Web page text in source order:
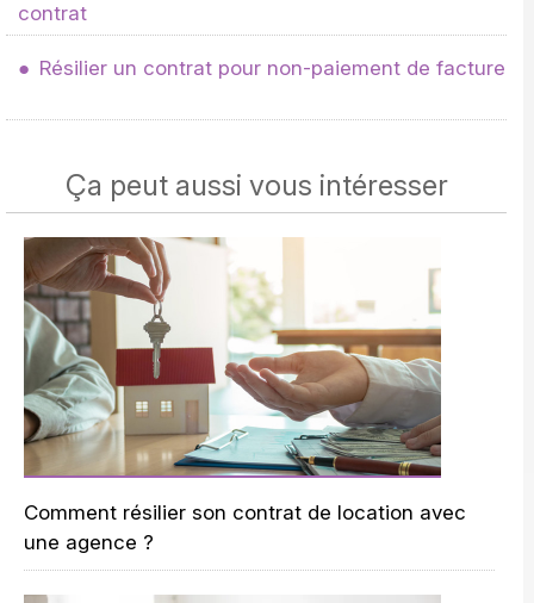
contrat
Résilier un contrat pour non-paiement de facture
Ça peut aussi vous intéresser
Comment résilier son contrat de location avec
une agence ?